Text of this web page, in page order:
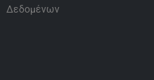
Δεδομένων